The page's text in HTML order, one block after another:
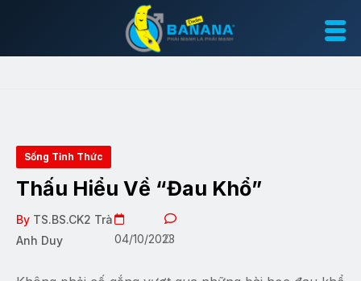
Sống Tỉnh Thức
Thấu Hiểu Về “Đau Khổ”
By TS.BS.CK2 Trà
Anh Duy
04/10/2023
0